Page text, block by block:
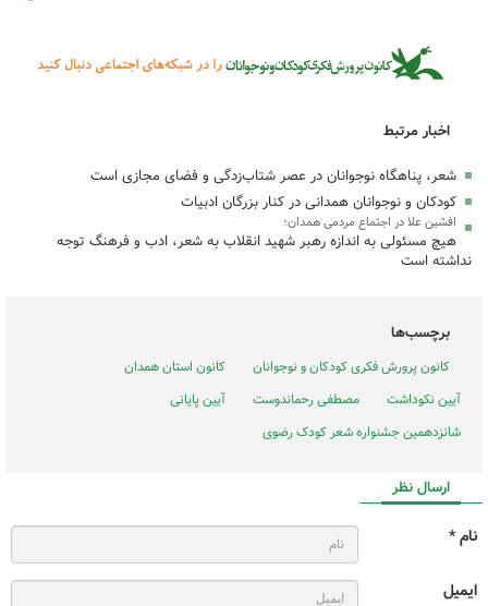
اخبار مرتبط
شعر، پناهگاه نوجوانان در عصر شتاب‌زدگی و فضای مجازی است
کودکان و نوجوانان همدانی در کنار بزرگان ادبیات
افشین علا در اجتماع مردمی همدان؛
هیچ مسئولی به اندازه رهبر شهید انقلاب به شعر، ادب و فرهنگ توجه
نداشته است
برچسب‌ها
کانون پرورش فکری کودکان و نوجوانان
کانون استان همدان
آیین نکوداشت
مصطفی رحماندوست
آیین پایانی
شانزدهمین جشنواره شعر کودک رضوی
ارسال نظر
نام *
ایمیل